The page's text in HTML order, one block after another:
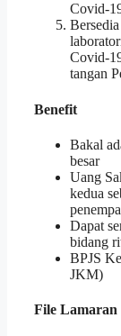
Covid-
Covid-
tangan
Benefit
Bakal
besar
Uang
kedua
Dapat
bidang
BPJS
JKM)
File Lamaran